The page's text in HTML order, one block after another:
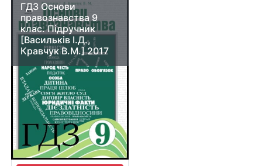
ГДЗ Основи
правознавства 9
клас. Підручник
[Васильків І.Д.,
Кравчук В.М.] 2017